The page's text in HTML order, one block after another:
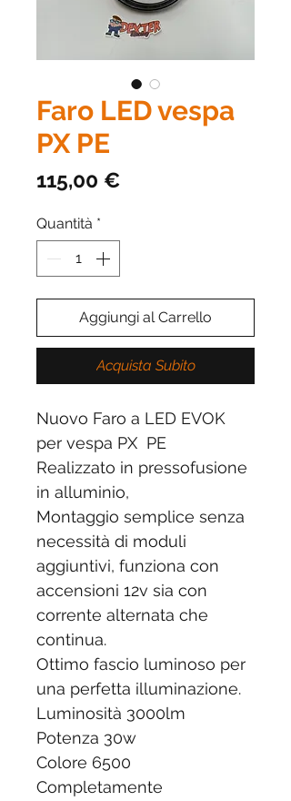
Faro LED vespa
PX PE
115,00 €Prezzo
Quantità *
Aggiungi al Carrello
Acquista Subito
Nuovo Faro a LED EVOK
per vespa PX PE
Realizzato in pressofusione
in alluminio,
Montaggio semplice senza
necessità di moduli
aggiuntivi, funziona con
accensioni 12v sia con
corrente alternata che
continua.
Ottimo fascio luminoso per
una perfetta illuminazione.
Luminosità 3000lm
Potenza 30w
Colore 6500
Completamente